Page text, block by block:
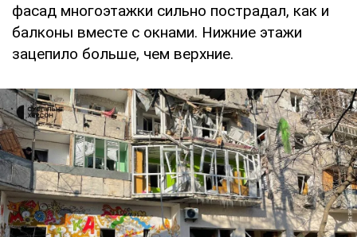
фасад многоэтажки сильно пострадал, как и
балконы вместе с окнами. Нижние этажи
зацепило больше, чем верхние.